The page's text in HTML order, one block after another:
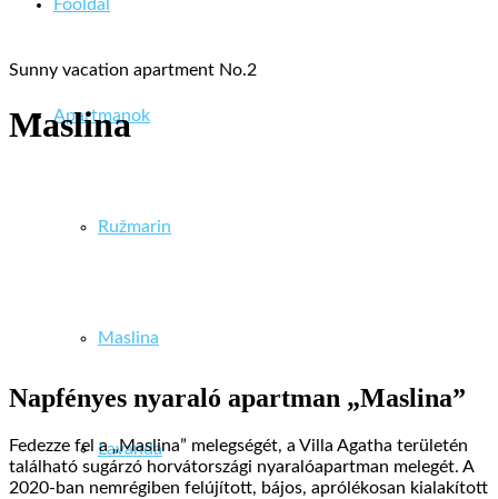
Főoldal
Apartmanok
Ružmarin
Maslina
Lavanda
Sunny vacation apartment No.2
Maslina
Napfényes nyaraló apartman „Maslina”
Fedezze fel a „Maslina” melegségét, a Villa Agatha területén
található sugárzó horvátországi nyaralóapartman melegét. A
2020-ban nemrégiben felújított, bájos, aprólékosan kialakított